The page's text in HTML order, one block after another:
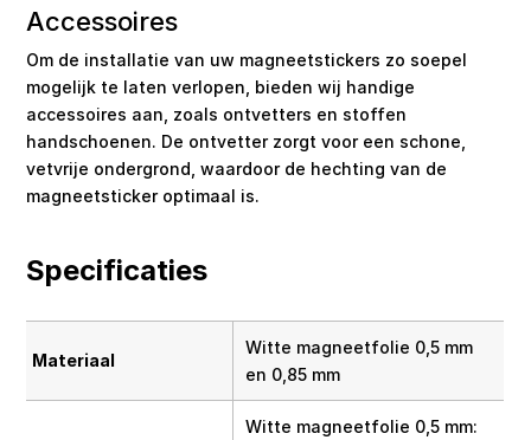
Accessoires
Om de installatie van uw magneetstickers zo soepel
mogelijk te laten verlopen, bieden wij handige
accessoires aan, zoals ontvetters en stoffen
handschoenen. De ontvetter zorgt voor een schone,
vetvrije ondergrond, waardoor de hechting van de
magneetsticker optimaal is.
Specificaties
Materiaal
Witte magneetfolie 0,5 mm
en 0,85 mm
Witte magneetfolie 0,5 mm: